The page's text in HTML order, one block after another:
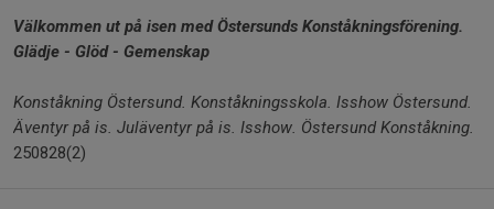
Välkommen ut på isen med Östersunds Konståkningsförening.
Glädje - Glöd - Gemenskap
Konståkning Östersund. Konståkningsskola. Isshow Östersund.
Äventyr på is. Juläventyr på is. Isshow. Östersund Konståkning.
250828(2)